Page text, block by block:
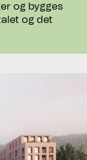
og bygges
og det